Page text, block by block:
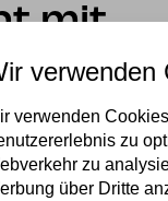
mit
Wright
verwenden
verwenden
zu
zu
über Dritte